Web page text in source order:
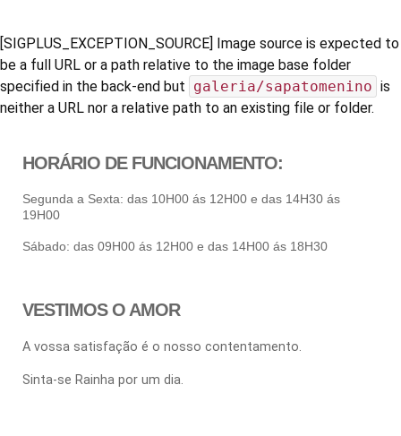
[SIGPLUS_EXCEPTION_SOURCE] Image source is expected to
be a full URL or a path relative to the image base folder
specified in the back-end but galeria/sapatomenino is
neither a URL nor a relative path to an existing file or folder.
HORÁRIO DE FUNCIONAMENTO:
Segunda a Sexta: das 10H00 ás 12H00 e das 14H30 ás
19H00
Sábado: das 09H00 ás 12H00 e das 14H00 ás 18H30
VESTIMOS O AMOR
A vossa satisfação é o nosso contentamento.
Sinta-se Rainha por um dia.